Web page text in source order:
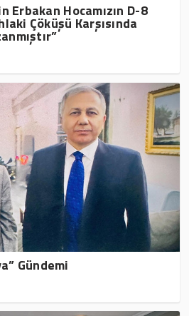
Erbakan Hocamızın D-8
Çöküşü Karşısında
Gündemi